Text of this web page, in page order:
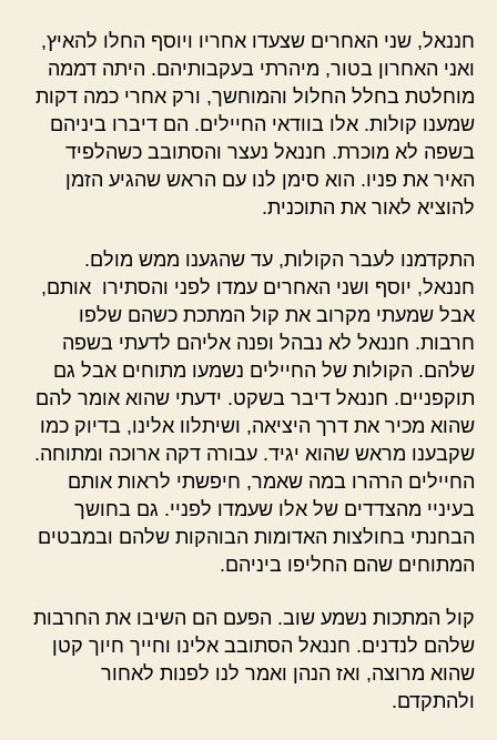
חננאל, שני האחרים שצעדו אחריו ויוסף החלו להאיץ,
ואני האחרון בטור, מיהרתי בעקבותיהם. היתה דממה
מוחלטת בחלל החלול והמוחשך, ורק אחרי כמה דקות
שמענו קולות. אלו בוודאי החיילים. הם דיברו ביניהם
בשפה לא מוכרת. חננאל נעצר והסתובב כשהלפיד
האיר את פניו. הוא סימן לנו עם הראש שהגיע הזמן
להוציא לאור את התוכנית.
התקדמנו לעבר הקולות, עד שהגענו ממש מולם.
חננאל, יוסף ושני האחרים עמדו לפני והסתירו אותם,
אבל שמעתי מקרוב את קול המתכת כשהם שלפו
חרבות. חננאל לא נבהל ופנה אליהם לדעתי בשפה
שלהם. הקולות של החיילים נשמעו מתוחים אבל גם
תוקפניים. חננאל דיבר בשקט. ידעתי שהוא אומר להם
שהוא מכיר את דרך היציאה, ושיתלוו אלינו, בדיוק כמו
שקבענו מראש שהוא יגיד. עבורה דקה ארוכה ומתוחה.
החיילים הרהרו במה שאמר, חיפשתי לראות אותם
בעיניי מהצדדים של אלו שעמדו לפניי. גם בחושך
הבחנתי בחולצות האדומות הבוהקות שלהם ובמבטים
המתוחים שהם החליפו ביניהם.
קול המתכות נשמע שוב. הפעם הם השיבו את החרבות
שלהם לנדנים. חננאל הסתובב אלינו וחייך חיוך קטן
שהוא מרוצה, ואז הנהן ואמר לנו לפנות לאחור
ולהתקדם.